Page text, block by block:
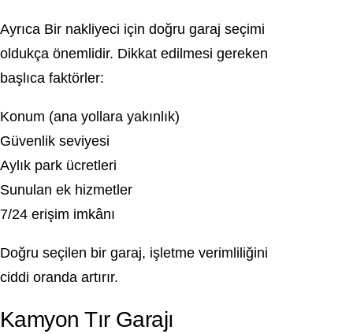
Ayrıca Bir nakliyeci için doğru garaj seçimi
oldukça önemlidir. Dikkat edilmesi gereken
başlıca faktörler:
Konum (ana yollara yakınlık)
Güvenlik seviyesi
Aylık park ücretleri
Sunulan ek hizmetler
7/24 erişim imkânı
Doğru seçilen bir garaj, işletme verimliliğini
ciddi oranda artırır.
Kamyon Tır Garajı